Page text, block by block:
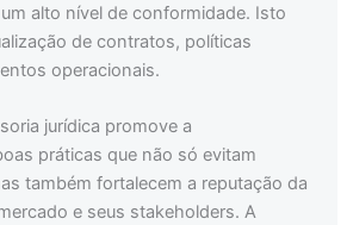
alto nível de conformidade. Isto
de contratos, políticas
operacionais.
jurídica promove a
práticas que não só evitam
também fortalecem a reputação da
e seus stakeholders. A